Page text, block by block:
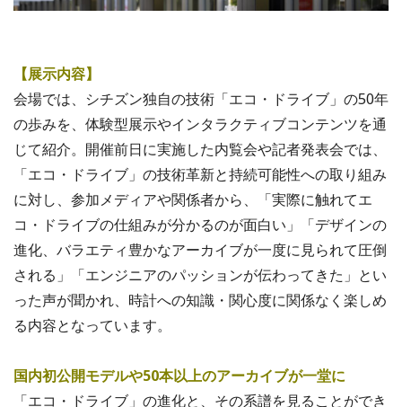
【展示内容】
会場では、シチズン独自の技術「エコ・ドライブ」の50年
の歩みを、体験型展示やインタラクティブコンテンツを通
じて紹介。開催前日に実施した内覧会や記者発表会では、
「エコ・ドライブ」の技術革新と持続可能性への取り組み
に対し、参加メディアや関係者から、「実際に触れてエ
コ・ドライブの仕組みが分かるのが面白い」「デザインの
進化、バラエティ豊かなアーカイブが一度に見られて圧倒
される」「エンジニアのパッションが伝わってきた」とい
った声が聞かれ、時計への知識・関心度に関係なく楽しめ
る内容となっています。
国内初公開モデルや50本以上のアーカイブが一堂に
「エコ・ドライブ」の進化と、その系譜を見ることができ